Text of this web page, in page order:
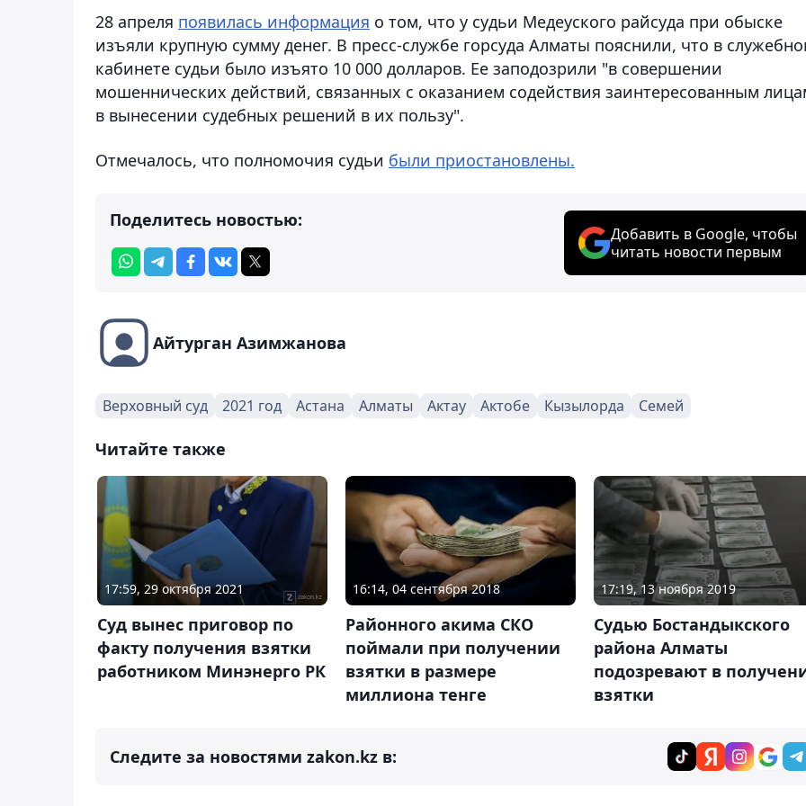
28 апреля появилась информация о том, что у судьи Медеуского райсуда при обыске
изъяли крупную сумму денег. В пресс-службе горсуда Алматы пояснили, что в
кабинете судьи было изъято 10 000 долларов. Ее заподозрили "в совершении
мошеннических действий, связанных с оказанием содействия заинтересованным
в вынесении судебных решений в их пользу".
Отмечалось, что полномочия судьи были приостановлены.
Поделитесь новостью:
Добавить в Google, чтобы
читать новости первым
Айтурган Азимжанова
Верховный суд 2021 год Астана Алматы Актау Актобе Кызылорда Семей
Читайте также
17:59, 29 октября 2021
Суд вынес приговор по
факту получения взятки
работником Минэнерго РК
16:14, 04 сентября 2018
Районного акима СКО
поймали при получении
взятки в размере
миллиона тенге
17:19, 13 ноября 2019
Судью Бостандыкского
района Алматы
подозревают в
взятки
Следите за новостями zakon.kz в: